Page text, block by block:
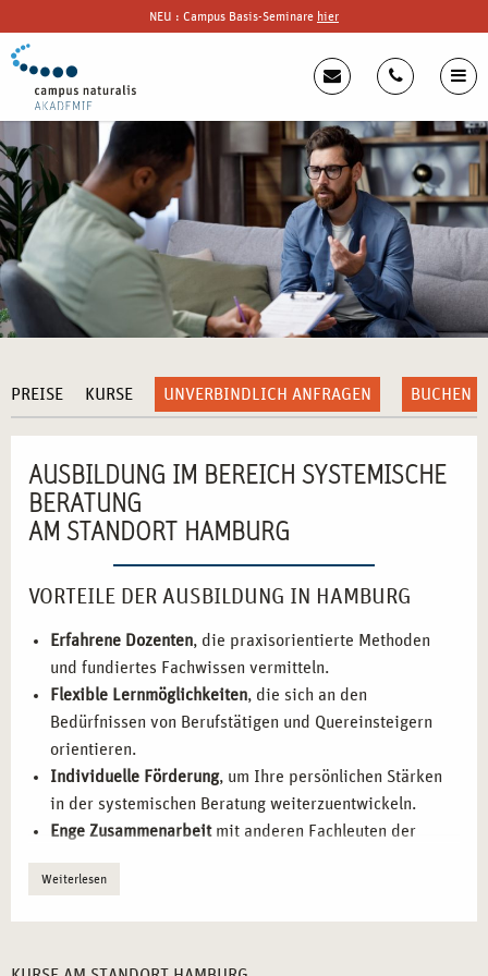
NEU : Campus Basis-Seminare hier
PREISE KURSE UNVERBINDLICH ANFRAGEN BUCHEN
AUSBILDUNG IM BEREICH SYSTEMISCHE
BERATUNG
AM STANDORT HAMBURG
VORTEILE DER AUSBILDUNG IN HAMBURG
Erfahrene Dozenten, die praxisorientierte Methoden
und fundiertes Fachwissen vermitteln.
Flexible Lernmöglichkeiten, die sich an den
Bedürfnissen von Berufstätigen und Quereinsteigern
orientieren.
Individuelle Förderung, um Ihre persönlichen Stärken
in der systemischen Beratung weiterzuentwickeln.
Enge Zusammenarbeitmit anderen Fachleuten der
Praxisnahe Ausbildung
Weiterlesen